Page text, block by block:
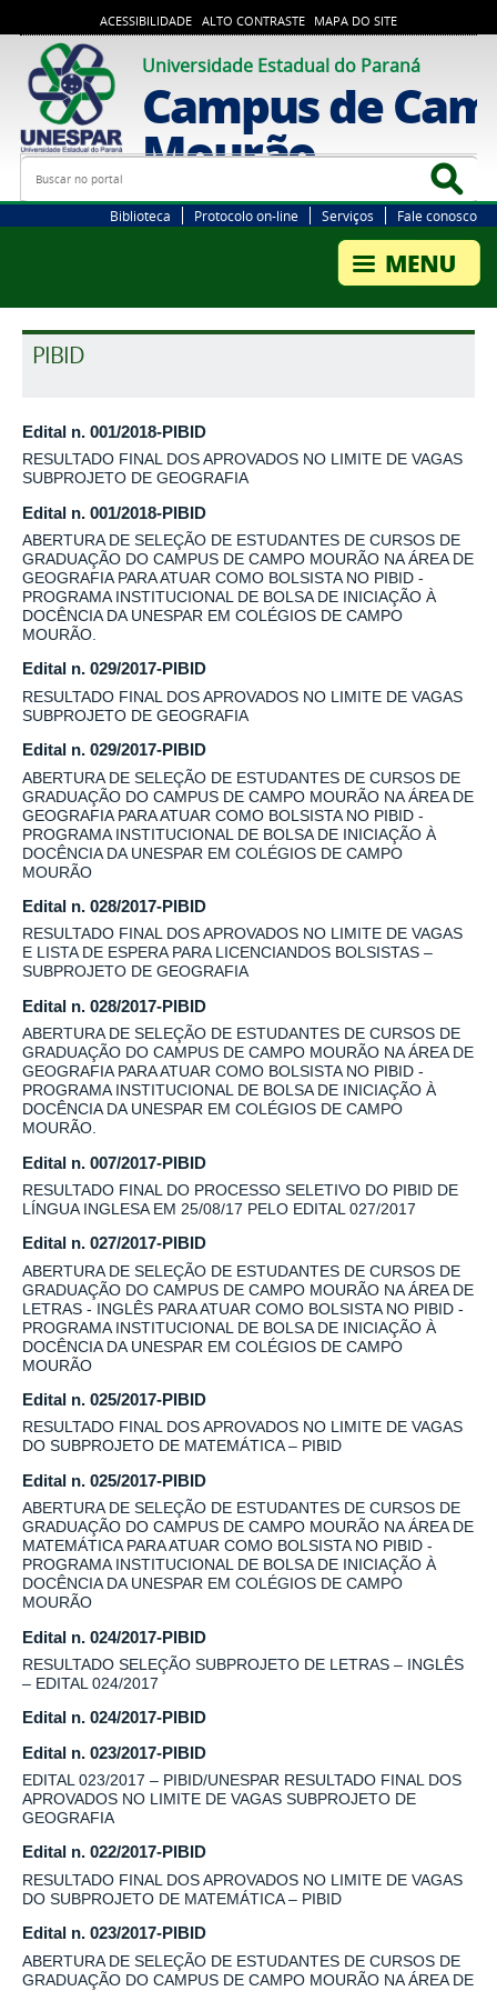
ACESSIBILIDADE ALTO CONTRASTE MAPA DO SITE
Universidade Estadual do Paraná
Campus de
Mourão
Busca
Biblioteca Protocolo on-line Serviços Fale conosco
PIBID
Edital n. 001/2018-PIBID
RESULTADO FINAL DOS APROVADOS NO LIMITE DE VAGAS
SUBPROJETO DE GEOGRAFIA
Edital n. 001/2018-PIBID
ABERTURA DE SELEÇÃO DE ESTUDANTES DE CURSOS DE
GRADUAÇÃO DO CAMPUS DE CAMPO MOURÃO NA ÁREA DE
GEOGRAFIA PARA ATUAR COMO BOLSISTA NO PIBID -
PROGRAMA INSTITUCIONAL DE BOLSA DE INICIAÇÃO À
DOCÊNCIA DA UNESPAR EM COLÉGIOS DE CAMPO
MOURÃO.
Edital n. 029/2017-PIBID
RESULTADO FINAL DOS APROVADOS NO LIMITE DE VAGAS
SUBPROJETO DE GEOGRAFIA
Edital n. 029/2017-PIBID
ABERTURA DE SELEÇÃO DE ESTUDANTES DE CURSOS DE
GRADUAÇÃO DO CAMPUS DE CAMPO MOURÃO NA ÁREA DE
GEOGRAFIA PARA ATUAR COMO BOLSISTA NO PIBID -
PROGRAMA INSTITUCIONAL DE BOLSA DE INICIAÇÃO À
DOCÊNCIA DA UNESPAR EM COLÉGIOS DE CAMPO
MOURÃO
Edital n. 028/2017-PIBID
RESULTADO FINAL DOS APROVADOS NO LIMITE DE VAGAS
E LISTA DE ESPERA PARA LICENCIANDOS BOLSISTAS –
SUBPROJETO DE GEOGRAFIA
Edital n. 028/2017-PIBID
ABERTURA DE SELEÇÃO DE ESTUDANTES DE CURSOS DE
GRADUAÇÃO DO CAMPUS DE CAMPO MOURÃO NA ÁREA DE
GEOGRAFIA PARA ATUAR COMO BOLSISTA NO PIBID -
PROGRAMA INSTITUCIONAL DE BOLSA DE INICIAÇÃO À
DOCÊNCIA DA UNESPAR EM COLÉGIOS DE CAMPO
MOURÃO.
Edital n. 007/2017-PIBID
RESULTADO FINAL DO PROCESSO SELETIVO DO PIBID DE
LÍNGUA INGLESA EM 25/08/17 PELO EDITAL 027/2017
Edital n. 027/2017-PIBID
ABERTURA DE SELEÇÃO DE ESTUDANTES DE CURSOS DE
GRADUAÇÃO DO CAMPUS DE CAMPO MOURÃO NA ÁREA DE
LETRAS - INGLÊS PARA ATUAR COMO BOLSISTA NO PIBID -
PROGRAMA INSTITUCIONAL DE BOLSA DE INICIAÇÃO À
DOCÊNCIA DA UNESPAR EM COLÉGIOS DE CAMPO
MOURÃO
Edital n. 025/2017-PIBID
RESULTADO FINAL DOS APROVADOS NO LIMITE DE VAGAS
DO SUBPROJETO DE MATEMÁTICA – PIBID
Edital n. 025/2017-PIBID
ABERTURA DE SELEÇÃO DE ESTUDANTES DE CURSOS DE
GRADUAÇÃO DO CAMPUS DE CAMPO MOURÃO NA ÁREA DE
MATEMÁTICA PARA ATUAR COMO BOLSISTA NO PIBID -
PROGRAMA INSTITUCIONAL DE BOLSA DE INICIAÇÃO À
DOCÊNCIA DA UNESPAR EM COLÉGIOS DE CAMPO
MOURÃO
Edital n. 024/2017-PIBID
RESULTADO SELEÇÃO SUBPROJETO DE LETRAS – INGLÊS
– EDITAL 024/2017
Edital n. 024/2017-PIBID
Edital n. 023/2017-PIBID
EDITAL 023/2017 – PIBID/UNESPAR RESULTADO FINAL DOS
APROVADOS NO LIMITE DE VAGAS SUBPROJETO DE
GEOGRAFIA
Edital n. 022/2017-PIBID
RESULTADO FINAL DOS APROVADOS NO LIMITE DE VAGAS
DO SUBPROJETO DE MATEMÁTICA – PIBID
Edital n. 023/2017-PIBID
ABERTURA DE SELEÇÃO DE ESTUDANTES DE CURSOS DE
GRADUAÇÃO DO CAMPUS DE CAMPO MOURÃO NA ÁREA DE